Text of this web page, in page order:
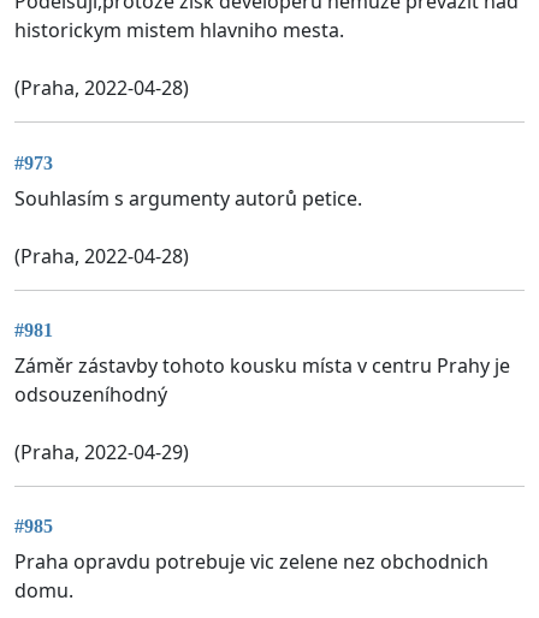
historickym mistem hlavniho mesta.
(Praha, 2022-04-28)
#973
Souhlasím s argumenty autorů petice.
(Praha, 2022-04-28)
#981
Záměr zástavby tohoto kousku místa v centru Prahy je
odsouzeníhodný
(Praha, 2022-04-29)
#985
Praha opravdu potrebuje vic zelene nez obchodnich
domu.